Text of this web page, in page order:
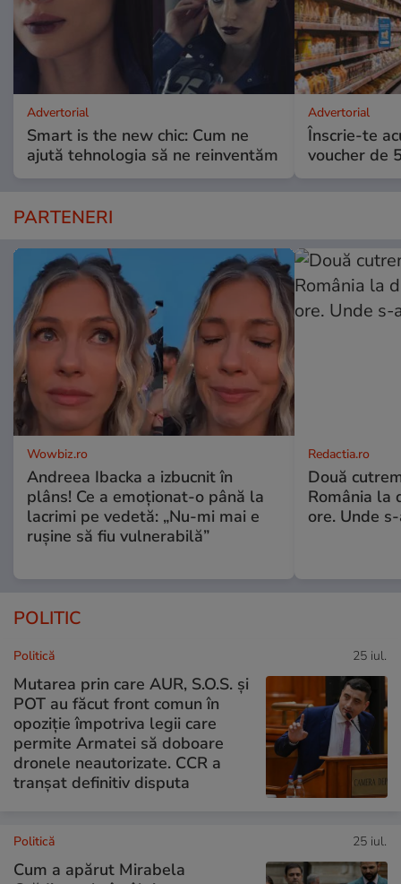
Advertorial
Smart is the new chic: Cum ne
ajută tehnologia să ne reinventăm
Advertorial
Înscrie-te
voucher de
PARTENERI
Wowbiz.ro
Andreea Ibacka a izbucnit în
plâns! Ce a emoționat-o până la
lacrimi pe vedetă: „Nu-mi mai e
rușine să fiu vulnerabilă”
Redactia.ro
Două
România la
ore. Unde
POLITIC
Politică 25 iul.
Mutarea prin care AUR, S.O.S. și
POT au făcut front comun în
opoziție împotriva legii care
permite Armatei să doboare
dronele neautorizate. CCR a
tranșat definitiv disputa
Politică 25 iul.
Cum a apărut Mirabela